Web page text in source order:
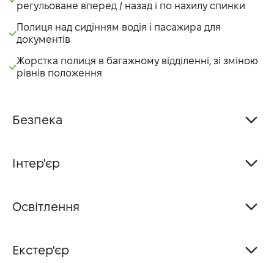
регульоване вперед / назад і по нахилу спинки
Полиця над сидінням водія і пасажира для
документів
Жорстка полиця в багажному відділенні, зі зміною
рівнів положення
Безпека
Інтер'єр
Освітлення
Екстер'єр